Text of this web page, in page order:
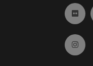
Ir a
Ir a